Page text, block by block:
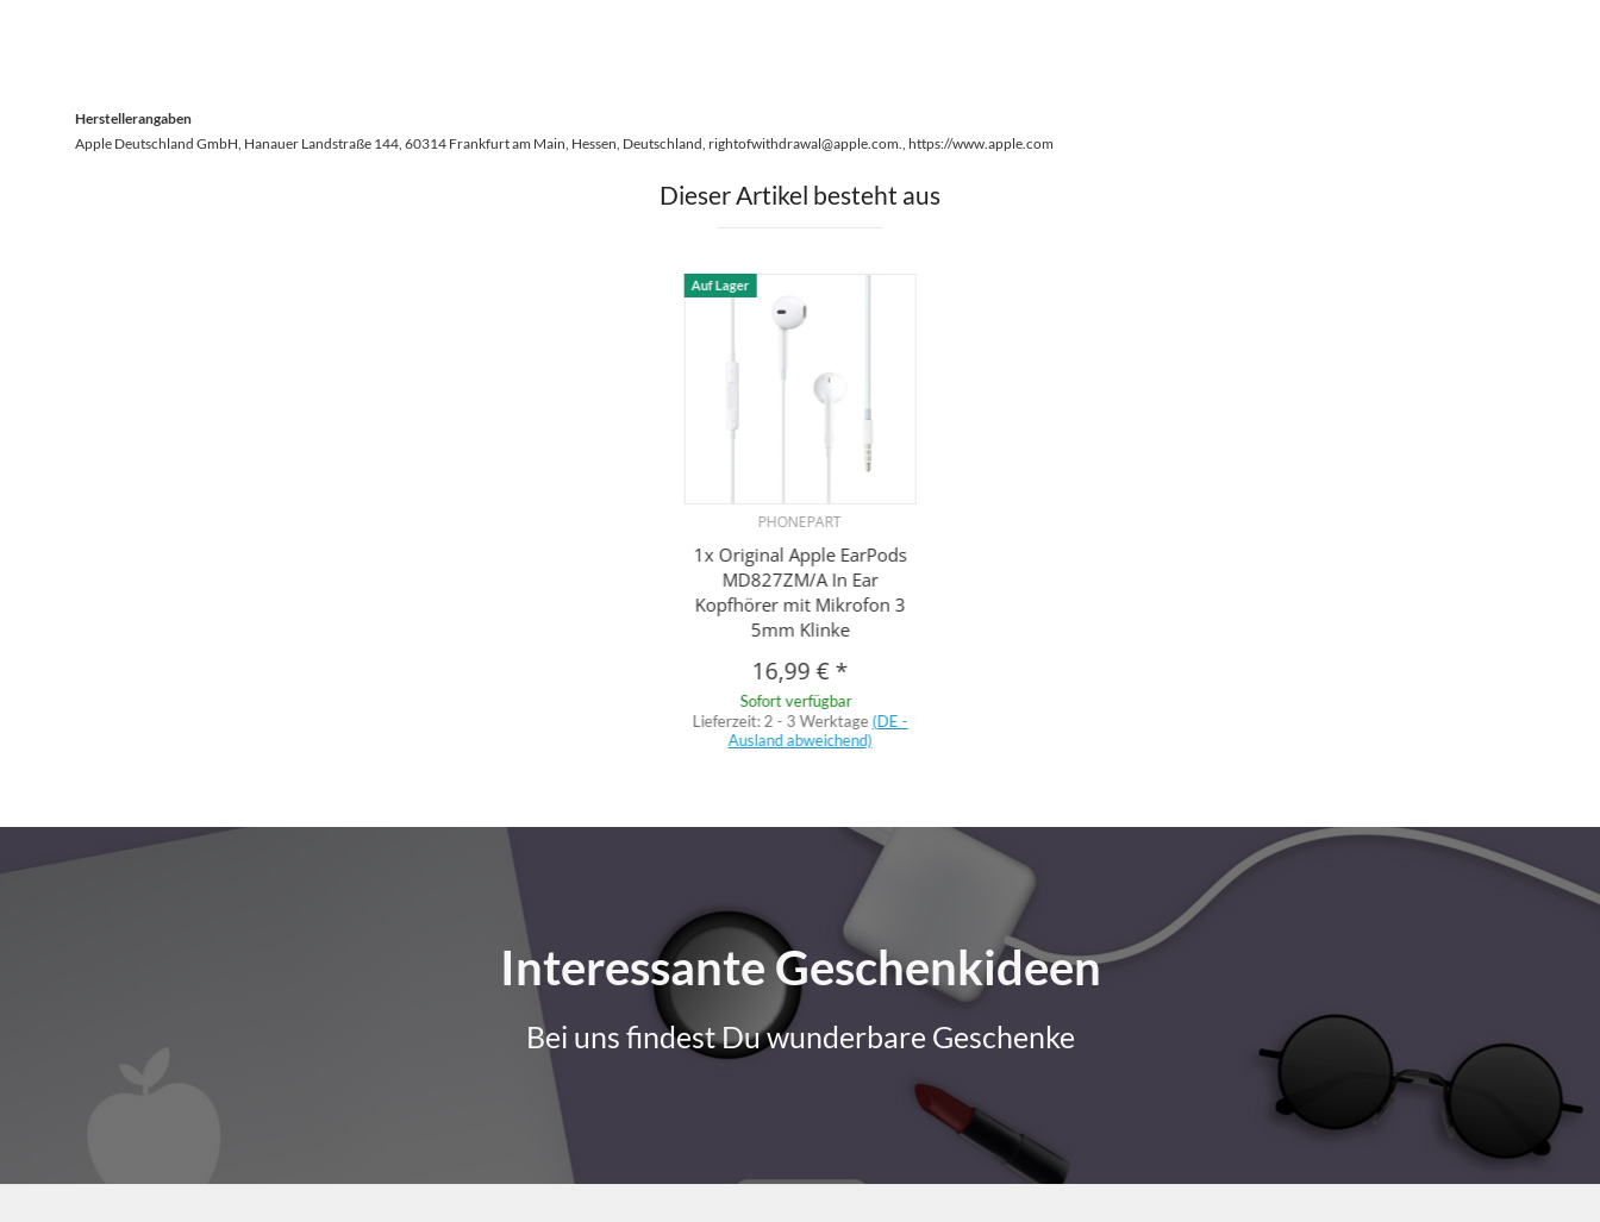
Herstellerangaben
Apple Deutschland GmbH, Hanauer Landstraße 144, 60314 Frankfurt am Main, Hessen, Deutschland, rightofwithdrawal@apple.com., https://www.apple.com
Dieser Artikel besteht aus
Auf Lager
PHONEPART
1x Original Apple EarPods
MD827ZM/A In Ear
Kopfhörer mit Mikrofon 3
5mm Klinke
16,99 €*
Sofort verfügbar
Lieferzeit:2 - 3 Werktage (DE -
Ausland abweichend)
Interessante Geschenkideen
Bei uns findest Du wunderbare Geschenke